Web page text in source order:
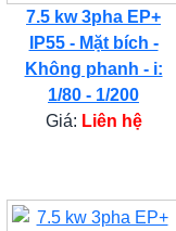
7.5 kw 3pha EP+
IP55 - Mặt bích -
Không phanh - i:
1/80 - 1/200
Giá: Liên hệ